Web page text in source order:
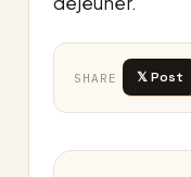
SHARE 𝕏 Post